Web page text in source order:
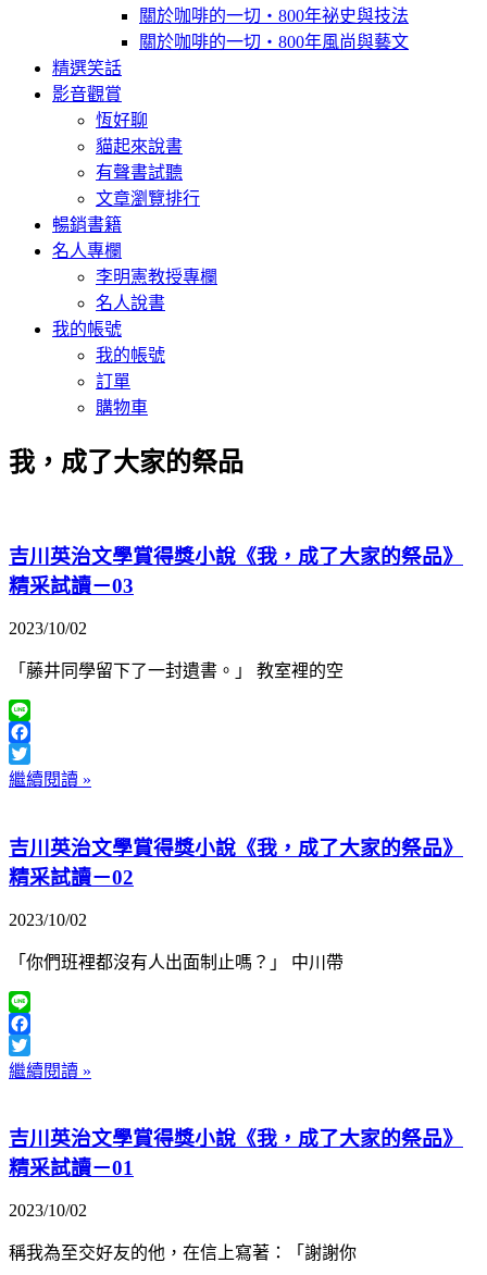
關於咖啡的一切‧800年祕史與技法
關於咖啡的一切‧800年風尚與藝文
精選笑話
影音觀賞
恆好聊
貓起來說書
有聲書試聽
文章瀏覽排行
暢銷書籍
名人專欄
李明憲教授專欄
名人說書
我的帳號
我的帳號
訂單
購物車
我，成了大家的祭品
吉川英治文學賞得獎小說《我，成了大家的祭品》
精采試讀－03
2023/10/02
「藤井同學留下了一封遺書。」 教室裡的空
Line
Facebook
Twitter
繼續閱讀 »
吉川英治文學賞得獎小說《我，成了大家的祭品》
精采試讀－02
2023/10/02
「你們班裡都沒有人出面制止嗎？」 中川帶
Line
Facebook
Twitter
繼續閱讀 »
吉川英治文學賞得獎小說《我，成了大家的祭品》
精采試讀－01
2023/10/02
稱我為至交好友的他，在信上寫著：「謝謝你